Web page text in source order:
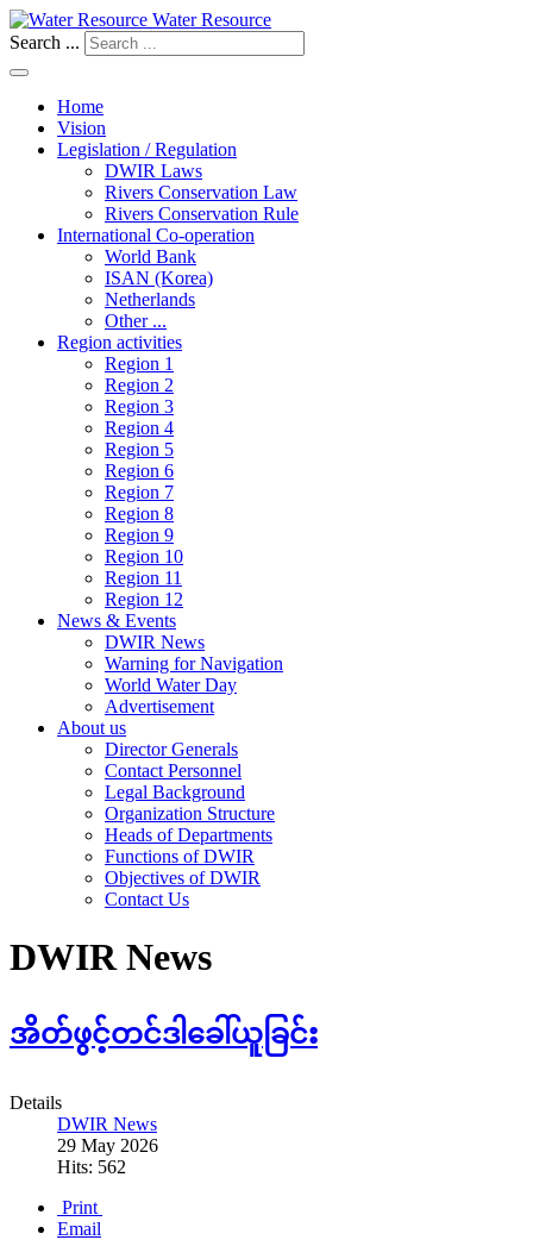
Water Resource
Search ...
Home
Vision
Legislation / Regulation
DWIR Laws
Rivers Conservation Law
Rivers Conservation Rule
International Co-operation
World Bank
ISAN (Korea)
Netherlands
Other ...
Region activities
Region 1
Region 2
Region 3
Region 4
Region 5
Region 6
Region 7
Region 8
Region 9
Region 10
Region 11
Region 12
News & Events
DWIR News
Warning for Navigation
World Water Day
Advertisement
About us
Director Generals
Contact Personnel
Legal Background
Organization Structure
Heads of Departments
Functions of DWIR
Objectives of DWIR
Contact Us
DWIR News
အိတ်ဖွင့်တင်ဒါခေါ်ယူခြင်း
Details
DWIR News
29 May 2026
Hits: 562
Print
Email